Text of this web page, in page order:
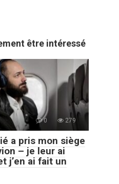
être intéressé
0 279
a pris mon siège
– je leur ai
j’en ai fait un